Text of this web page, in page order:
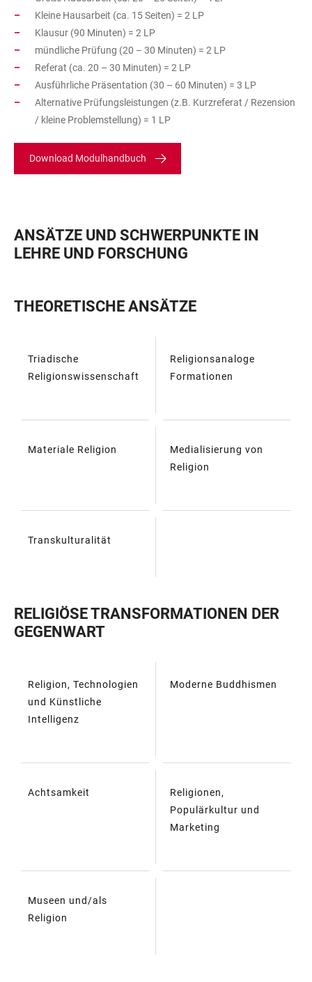
Kleine Hausarbeit (ca. 15 Seiten) = 2 LP
Klausur (90 Minuten) = 2 LP
mündliche Prüfung (20 – 30 Minuten) = 2 LP
Referat (ca. 20 – 30 Minuten) = 2 LP
Ausführliche Präsentation (30 – 60 Minuten) = 3 LP
Alternative Prüfungsleistungen (z.B. Kurzreferat / Rezension
/ kleine Problemstellung) = 1 LP
Download Modulhandbuch
ANSÄTZE UND SCHWERPUNKTE IN
LEHRE UND FORSCHUNG
THEORETISCHE ANSÄTZE
TABELLE
Triadische
Religionswissenschaft
Religionsanaloge
Formationen
Materiale Religion
Medialisierung von
Religion
Transkulturalität
RELIGIÖSE TRANSFORMATIONEN DER
GEGENWART
TABELLE
Religion, Technologien
und Künstliche
Intelligenz
Moderne Buddhismen
Achtsamkeit
Religionen,
Populärkultur und
Marketing
Museen und/als
Religion